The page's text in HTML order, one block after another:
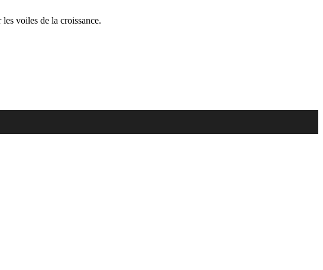
voiles de la croissance.